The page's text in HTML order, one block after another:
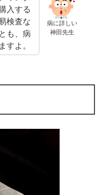
病に詳しい
神田先生
入する
検査な
も、病
すよ。